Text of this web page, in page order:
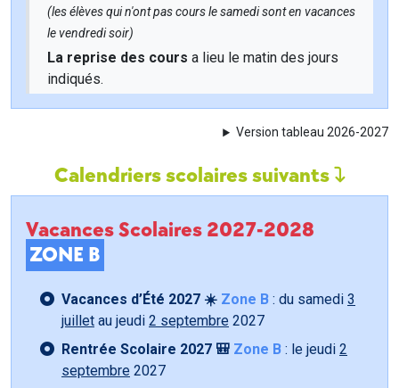
(les élèves qui n'ont pas cours le samedi sont en vacances
le vendredi soir)
La reprise des cours a lieu le matin des jours
indiqués.
Version tableau 2026-2027
Calendriers scolaires suivants
Vacances Scolaires 2027-2028
ZONE B
Vacances d’Été 2027 ☀️ Zone B : du samedi 3
juillet au jeudi 2 septembre 2027
Rentrée Scolaire 2027 🎒 Zone B : le jeudi 2
septembre 2027